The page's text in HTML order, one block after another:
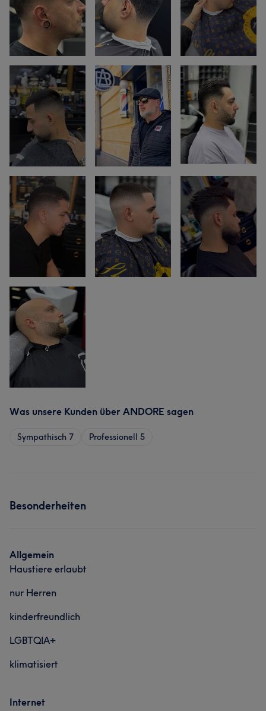
Was unsere Kunden über ANDORE sagen
Sympathisch 7 Professionell 5
Besonderheiten
Allgemein
Haustiere erlaubt
nur Herren
kinderfreundlich
LGBTQIA+
klimatisiert
Internet